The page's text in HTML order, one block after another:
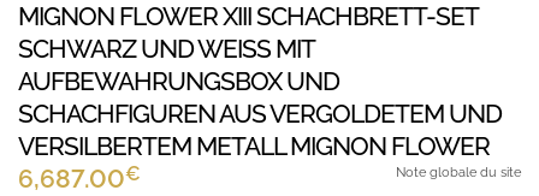
MIGNON FLOWER XIII SCHACHBRETT-SET
SCHWARZ UND WEISS MIT A
UFBEWAHRUNGSBOX UND S
CHACHFIGUREN AUS VERGOLDETEM UND V
ERSILBERTEM METALL MIGNON FLOWER
6,687.00€ Note globale du site